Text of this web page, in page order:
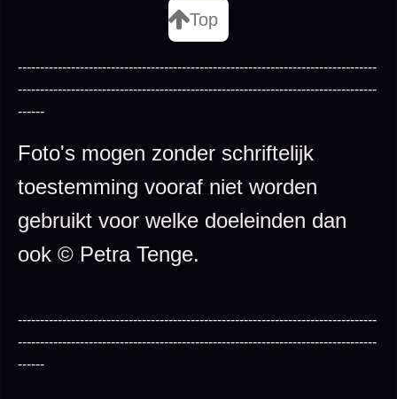
Top
---------------------------------------------------------------------------------
---------------------------------------------------------------------------------
------
Foto's mogen zonder schriftelijk
toestemming vooraf niet worden
gebruikt voor welke doeleinden dan
ook © Petra Tenge.
---------------------------------------------------------------------------------
---------------------------------------------------------------------------------
------